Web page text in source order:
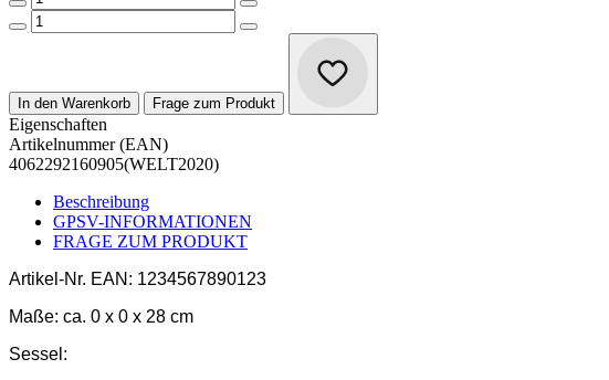
In den Warenkorb Frage zum Produkt
Eigenschaften
Artikelnummer (EAN)
4062292160905(WELT2020)
Beschreibung
GPSV-INFORMATIONEN
FRAGE ZUM PRODUKT
Artikel-Nr. EAN: 1234567890123
Maße: ca. 0 x 0 x 28 cm
Sessel: